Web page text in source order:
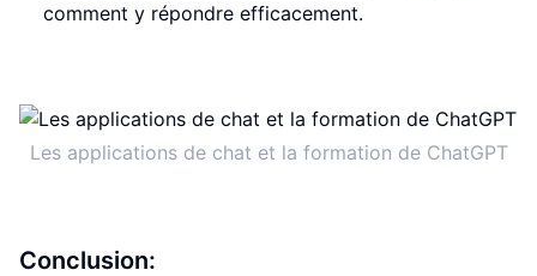
comment y répondre efficacement.
Les applications de chat et la formation de ChatGPT
Conclusion: